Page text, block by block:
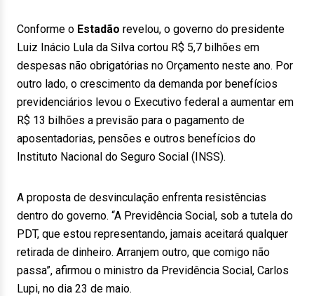
Conforme o Estadão revelou, o governo do presidente
Luiz Inácio Lula da Silva cortou R$ 5,7 bilhões em
despesas não obrigatórias no Orçamento neste ano. Por
outro lado, o crescimento da demanda por benefícios
previdenciários levou o Executivo federal a aumentar em
R$ 13 bilhões a previsão para o pagamento de
aposentadorias, pensões e outros benefícios do
Instituto Nacional do Seguro Social (INSS).
A proposta de desvinculação enfrenta resistências
dentro do governo. “A Previdência Social, sob a tutela do
PDT, que estou representando, jamais aceitará qualquer
retirada de dinheiro. Arranjem outro, que comigo não
passa”, afirmou o ministro da Previdência Social, Carlos
Lupi, no dia 23 de maio.